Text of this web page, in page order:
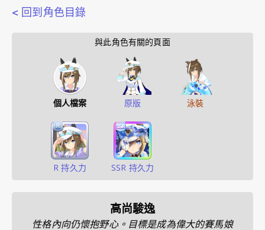
< 回到角色目錄
        與此角色有關的頁面
個人檔案 原版 泳裝
R 持久力 SSR 持久力
高尚駿逸
性格內向仍懷抱野心。目標是成為偉大的賽馬娘